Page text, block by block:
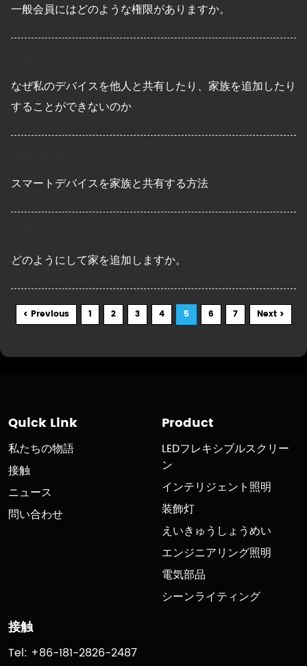
一般会員にはどのような権限がありますか。
なぜ私のデバイスを他人と共有したり、家族を追加したり
することができないのか
スマートデバイスを家族と共有する方法
どのようにして家を追加しますか。
< Previous 1 2 3 4 5 6 7 Next >
Quick Link
私たちの物語
接触
ニュース
問い合わせ
Product
LEDフレキシブルスクリー
ン
インテリジェント照明
装飾灯
えいきゅうしょうめい
エンジニアリング照明
電気部品
シーンライティング
接触
Tel: +86-181-2826-2487